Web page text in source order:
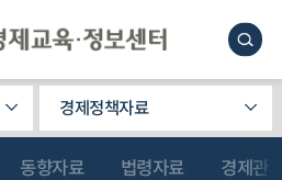
경제정책자료
동향자료 법령자료 경제관